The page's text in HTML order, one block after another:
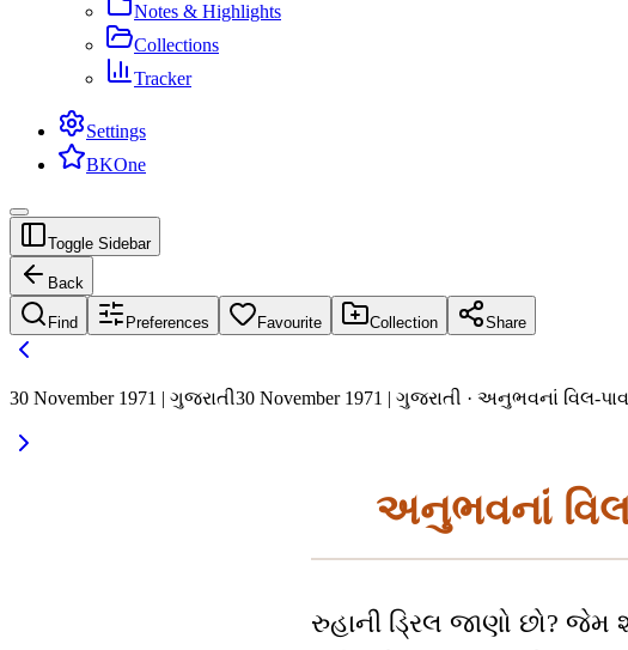
Notes & Highlights
Collections
Tracker
Settings
BKOne
Toggle Sidebar
Back
Find Preferences Favourite Collection Share
30 November 1971 | ગુજરાતી30 November 1971 | ગુજરાતી · અનુભવનાં વિલ-
અનુભવનાં વિલ-
રુહાની ડ્રિલ જાણો છો?